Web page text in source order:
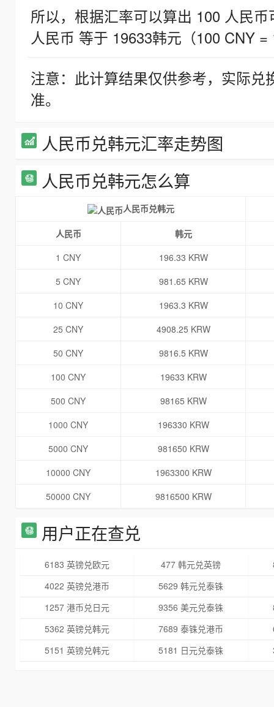
所以，根据汇率可以算出 100 人民
人民币 等于 19633韩元（100 CNY =
注意：此计算结果仅供参考，实际
准。
人民币兑韩元汇率走势图
人民币兑韩元怎么算
人民币兑韩元
人民币
韩元
1 CNY
196.33 KRW
5 CNY
981.65 KRW
10 CNY
1963.3 KRW
25 CNY
4908.25 KRW
50 CNY
9816.5 KRW
100 CNY
19633 KRW
500 CNY
98165 KRW
1000 CNY
196330 KRW
5000 CNY
981650 KRW
10000 CNY
1963300 KRW
50000 CNY
9816500 KRW
用户正在查兑
6183 英镑兑欧元 477 韩元兑英镑
4022 英镑兑港币
5629 韩元兑泰铢
1257 港币兑日元
9356 美元兑泰铢
5362 英镑兑韩元
7689 泰铢兑港币
5151 英镑兑韩元
5181 日元兑泰铢